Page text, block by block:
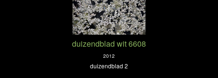
duizendblad wit 6608
2012
duizendblad 2